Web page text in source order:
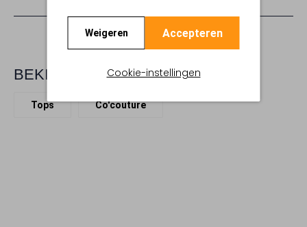
Weigeren Accepteren
Cookie-instellingen
BEKIJK MEER
Tops Co'couture